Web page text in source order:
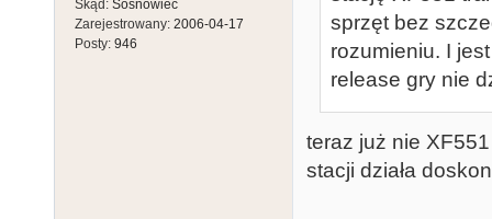
Skąd: Sosnowiec
Zarejestrowany: 2006-04-17
Posty: 946
sprzęt bez
rozumieniu. I
release gry nie
teraz już nie
stacji działa